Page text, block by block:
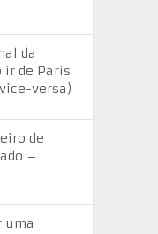
da
ir de Paris
versa)
de
–
uma